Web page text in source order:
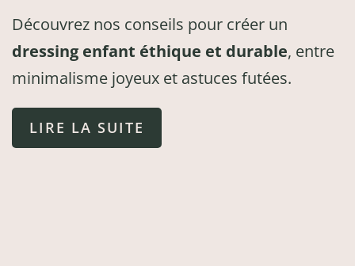
Découvrez nos conseils pour créer un
dressing enfant éthique et durable, entre
minimalisme joyeux et astuces futées.
LIRE LA SUITE